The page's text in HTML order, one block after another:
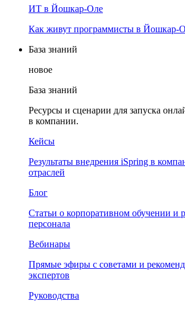
ИТ в Йошкар-Оле
Как живут программисты в
База знаний
новое
База знаний
Ресурсы и сценарии для запуска
в компании.
Кейсы
Результаты внедрения iSpring в
отраслей
Блог
Статьи о корпоративном обучении и
персонала
Вебинары
Прямые эфиры с советами и
экспертов
Руководства